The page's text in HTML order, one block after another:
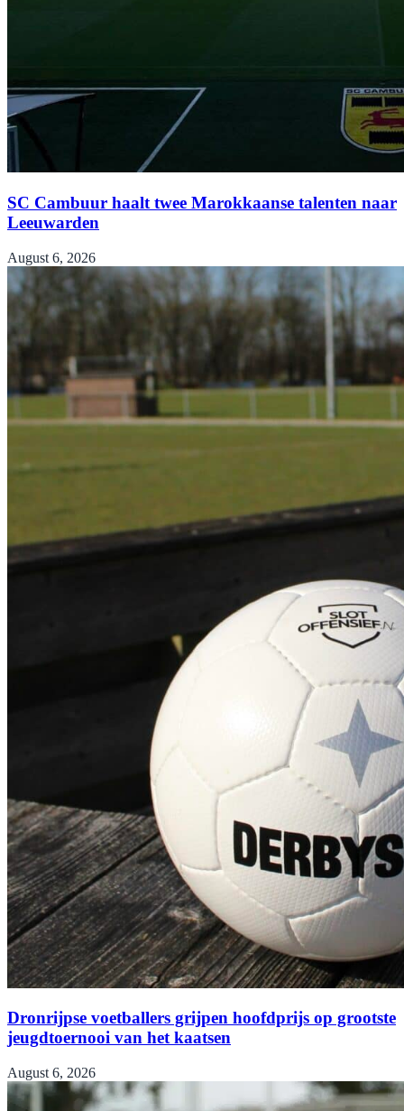
SC Cambuur haalt twee Marokkaanse talenten naar
Leeuwarden
August 6, 2026
Dronrijpse voetballers grijpen hoofdprijs op grootste
jeugdtoernooi van het kaatsen
August 6, 2026